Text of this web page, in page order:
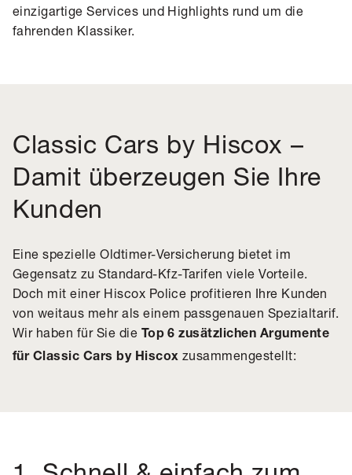
einzigartige Services und Highlights rund um die
fahrenden Klassiker.
Classic Cars by Hiscox –
Damit überzeugen Sie Ihre
Kunden
Eine spezielle Oldtimer-Versicherung bietet im
Gegensatz zu Standard-Kfz-Tarifen viele Vorteile.
Doch mit einer Hiscox Police profitieren Ihre Kunden
von weitaus mehr als einem passgenauen Spezialtarif.
Wir haben für Sie die Top 6 zusätzlichen Argumente
für Classic Cars by Hiscox zusammengestellt: